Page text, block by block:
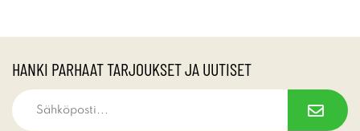
HANKI PARHAAT TARJOUKSET JA UUTISET